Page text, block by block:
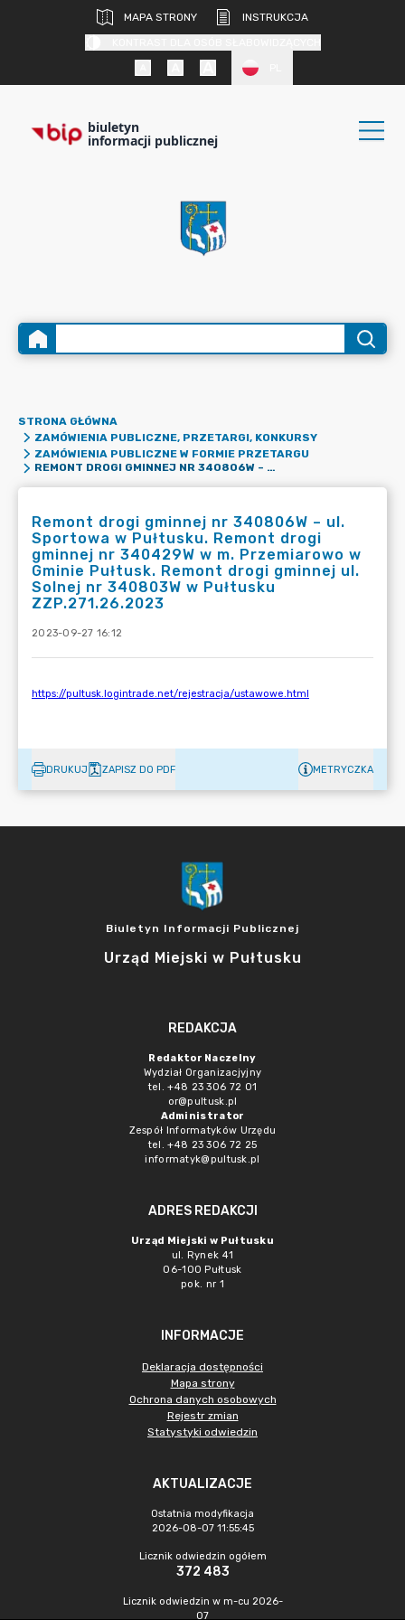
MAPA STRONY
INSTRUKCJA
biuletyn
informacji publicznej
STRONA GŁÓWNA
ZAMÓWIENIA PUBLICZNE, PRZETARGI, KONKURSY
ZAMÓWIENIA PUBLICZNE W FORMIE PRZETARGU
REMONT DROGI GMINNEJ NR 340806W – UL. SPORTOWA W PUŁTUSKU. REMONT DROGI GMINNEJ NR 340429W W M. PRZEMIAROWO W GMINIE PUŁTUSK. REMONT DROGI GMINNEJ UL. SOLNEJ NR 340803W W PUŁTUSKU ZZP.271.26.2023
Remont drogi gminnej nr 340806W – ul.
Sportowa w Pułtusku. Remont drogi
gminnej nr 340429W w m. Przemiarowo w
Gminie Pułtusk. Remont drogi gminnej ul.
Solnej nr 340803W w Pułtusku
ZZP.271.26.2023
2023-09-27 16:12
DRUKUJ ZAPISZ DO PDF METRYCZKA
Biuletyn Informacji Publicznej
Urząd Miejski w Pułtusku
REDAKCJA
Redaktor Naczelny
Wydział Organizacjyjny
tel. +48 23 306 72 01
or@pultusk.pl
Administrator
Zespół Informatyków Urzędu
tel. +48 23 306 72 25
informatyk@pultusk.pl
ADRES REDAKCJI
Urząd Miejski w Pułtusku
ul. Rynek 41
06-100 Pułtusk
pok. nr 1
INFORMACJE
Deklaracja dostępności
Mapa strony
Ochrona danych osobowych
Rejestr zmian
Statystyki odwiedzin
AKTUALIZACJE
Ostatnia modyfikacja
2026-08-07 11:55:45
Licznik odwiedzin ogółem
372 483
Licznik odwiedzin w m-cu 2026-
07